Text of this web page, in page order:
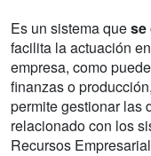
Es un sistema quese
facilita la actuación
empresa, como
finanzas o
permite gestionar las
relacionado con los
Recursos